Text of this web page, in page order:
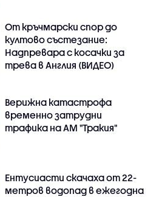
От кръчмарски спор до
култово състезание:
Надпревара с косачки за
трева в Англия (ВИДЕО)
Верижна катастрофа
временно затрудни
трафика на АМ "Тракия"
Ентусиасти скачаха от 22-
метров водопад в ежегодна